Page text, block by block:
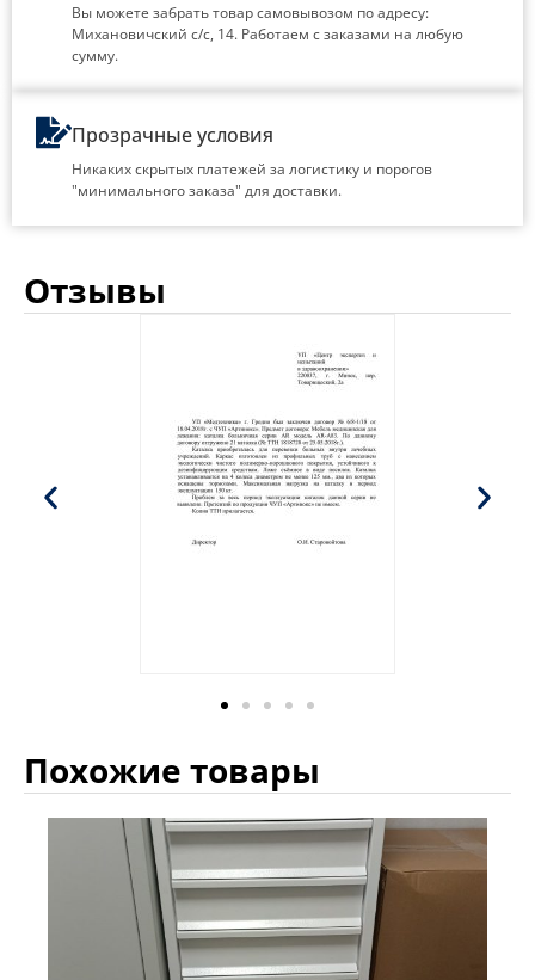
Вы можете забрать товар самовывозом по адресу:
Михановичский с/с, 14. Работаем с заказами на любую
сумму.
Прозрачные условия
Никаких скрытых платежей за логистику и порогов
"минимального заказа" для доставки.
Отзывы
Похожие товары